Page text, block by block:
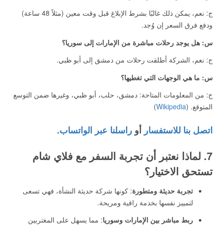
ج: نعم، يمكن ذلك غالبًا بشرط الإبلاغ قبل وقت معين (مثلاً 48 ساعة)
ودفع فرق السعر إن وُجد.
س: هل يوجد رحلات مباشرة من الإمارات إلى سوريا؟
ج: نعم، الشركة أطلقت رحلات من دمشق إلى أبو ظبي.
س: ما هي الوجهات التي تغطيها؟
ج: من المعلومات المتاحة: دمشق، حلب، أبو ظبي، وغيرها ضمن التوسع
المتوقع. (Wikipedia
)
اتصل بنا للاستفسار أو راسلنا عبر الواتساب.
7. لماذا نعتبر أن تجربة السفر مع فلاي شام
تستحق الاختيار؟
تجربة حديثة ومتطورة: كونها شركة حديثة النشأة، فهي تسعى
لتمييز نفسها بخدمة راقية ومريحة.
ربط مباشر بين الإمارات وسوريا: مما يسهل على المغتربين